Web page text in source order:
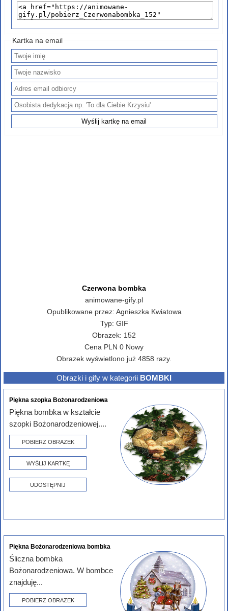
Kartka na email
Czerwona bombka
animowane-gify.pl
Opublikowane przez: Agnieszka Kwiatowa
Typ: GIF
Obrazek: 152
Cena PLN 0 Nowy
Obrazek wyświetlono już 4858 razy.
Obrazki i gify w kategorii BOMBKI
Piękna szopka Bożonarodzeniowa
Piękna bombka w kształcie
szopki Bożonarodzeniowej....
POBIERZ OBRAZEK
WYŚLIJ KARTKĘ
UDOSTĘPNIJ
Piękna Bożonarodzeniowa bombka
Śliczna bombka
Bożonarodzeniowa. W bombce
znajduję...
POBIERZ OBRAZEK